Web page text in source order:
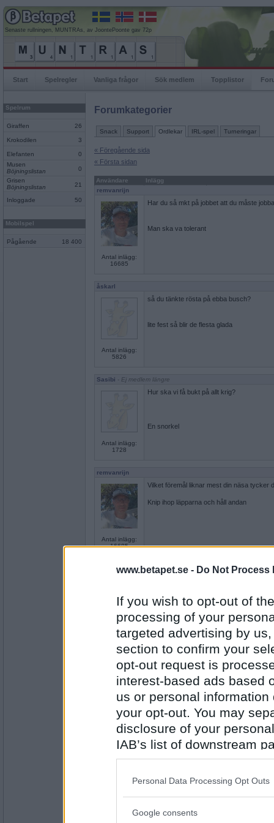
www.betapet.se - Do Not Process
If you wish to opt-out of
processing of your
targeted advertising by
section to confirm your
opt-out request is
interest-based ads based
us or personal
your opt-out. You may
disclosure of your
IAB’s list of downstream
also be disclosed by us
Downstream Participants
Please note that this
Personal Data Processing Opt Outs
Google consents
Senaste rullningen, MUNTRAs, av JoontePoonte gav 72p
Start Spelregler Vanliga frågor Sök medlem Topplistor
Spelrum
Giraffen 26
Krokodilen 3
Elefanten
0
Musen
Böjningslistan
0
Grisen
Böjningslistan
21
Inloggade 50
Mobilspel
Pågående 18 400
Forumkategorier
Snack Support Ordlekar IRL-spel Turneringar
« Föregående sida
« Första sidan
Användare
Inlägg
remvanrijn
Antal inlägg:
16685
Har du så mkt på jobbet att du måste
Man ska va tolerant
åskarl
Antal inlägg:
5826
så du tänkte rösta på ebba busch?
lite fest så blir de flesta glada
Sasibi - Ej medlem längre
Antal inlägg:
1728
Hur ska vi få bukt på allt krig?
En snorkel
remvanrijn
Antal inlägg:
16685
Vilket föremål liknar mest din näsa tycker
Knip ihop läpparna och håll andan
Antal inlägg:
Andas måste man
Antal inlägg:
5826
och det värsta med surströmmingspartyt
om man vänjer sig så börjar man gilla det